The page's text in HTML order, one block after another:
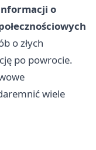
o
o złych
po powrocie.
wiele